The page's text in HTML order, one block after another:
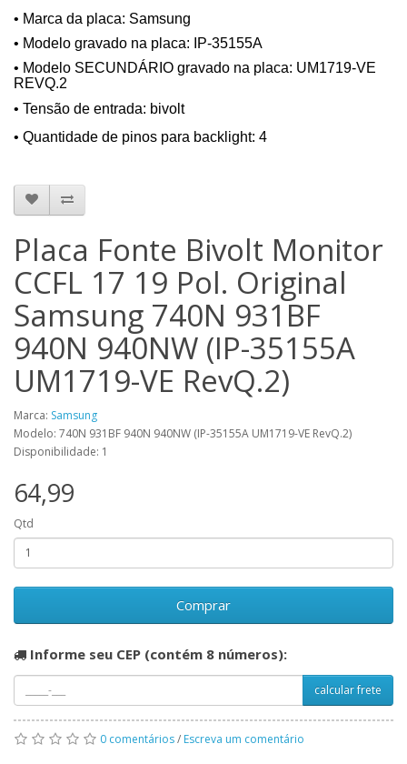
• Marca da placa: Samsung
• Modelo gravado na placa: IP-35155A
• Modelo SECUNDÁRIO gravado na placa: UM1719-VE
REVQ.2
• Tensão de entrada: bivolt
• Quantidade de pinos para backlight: 4
Placa Fonte Bivolt Monitor
CCFL 17 19 Pol. Original
Samsung 740N 931BF
940N 940NW (IP-35155A
UM1719-VE RevQ.2)
Marca: Samsung
Modelo: 740N 931BF 940N 940NW (IP-35155A UM1719-VE RevQ.2)
Disponibilidade: 1
64,99
Qtd
Comprar
Informe seu CEP (contém 8 números):
calcular frete
0 comentários/ Escreva um comentário